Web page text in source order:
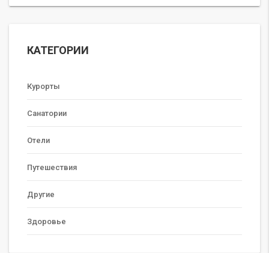
КАТЕГОРИИ
Курорты
Санатории
Отели
Путешествия
Другие
Здоровье